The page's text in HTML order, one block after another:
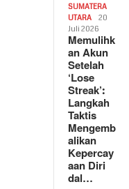
SUMATERA
UTARA
20
Juli 2026
Memulihk
an Akun
Setelah
‘Lose
Streak’:
Langkah
Taktis
Mengemb
alikan
Kepercay
aan Diri
dal…